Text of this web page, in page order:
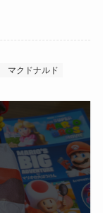
マクドナルド